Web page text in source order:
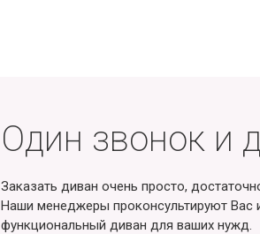
Один звонок и
Заказать диван очень просто,
Наши менеджеры проконсультируют Вас
функциональный диван для ваших нужд.